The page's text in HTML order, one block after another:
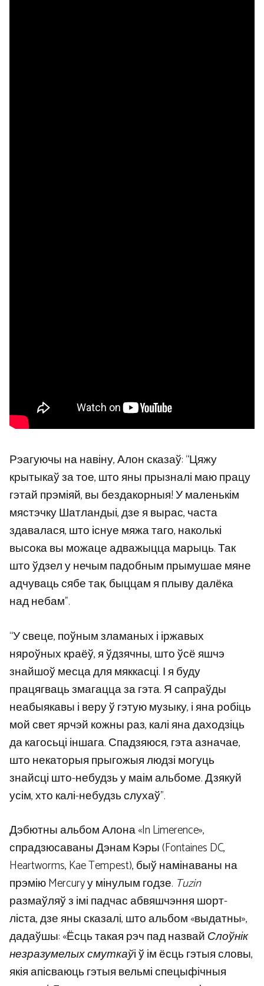
Рэагуючы на ​​навіну, Алон сказаў: “Цяжу
крытыкаў за тое, што яны прызналі маю працу
гэтай прэміяй, вы бездакорныя! У маленькім
мястэчку Шатландыі, дзе я вырас, часта
здавалася, што існуе мяжа таго, наколькі
высока вы можаце адважыцца марыць. Так
што ўдзел у нечым падобным прымушае мяне
адчуваць сябе так, быццам я плыву далёка
над небам”.
“У свеце, поўным зламаных і іржавых
няроўных краёў, я ўдзячны, што ўсё яшчэ
знайшоў месца для мяккасці. І я буду
працягваць змагацца за гэта. Я сапраўды
неабыякавы і веру ў гэтую музыку, і яна робіць
мой свет ярчэй кожны раз, калі яна даходзіць
да кагосьці іншага. Спадзяюся, гэта азначае,
што некаторыя прыгожыя людзі могуць
знайсці што-небудзь у маім альбоме. Дзякуй
усім, хто калі-небудзь слухаў”.
Дэбютны альбом Алона «In Limerence»,
спрадзюсаваны Дэнам Кэры (Fontaines DC,
Heartworms, Kae Tempest), быў намінаваны на
прэмію Mercury у мінулым годзе. Tuzin
размаўляў з імі падчас абвяшчэння шорт-
ліста, дзе яны сказалі, што альбом «выдатны»,
дадаўшы: «Ёсць такая рэч пад назвайСлоўнік
незразумелых смуткаўі ў ім ёсць гэтыя словы,
якія апісваюць гэтыя вельмі спецыфічныя